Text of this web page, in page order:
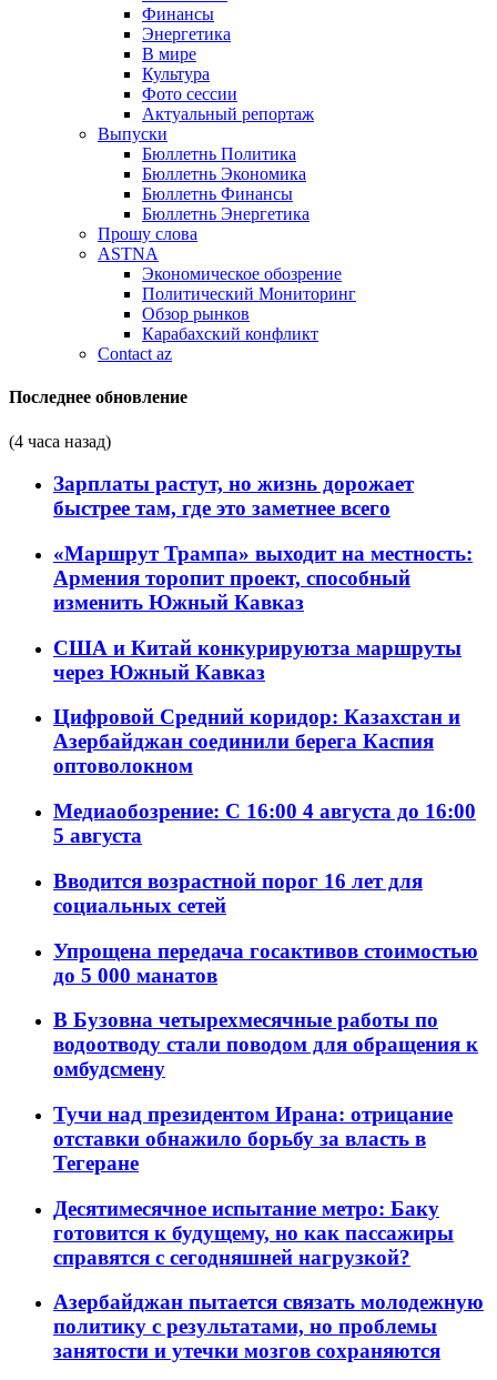
Финансы
Энергетика
В мире
Культура
Фото сессии
Актуальный репортаж
Выпуски
Бюллетнь Политика
Бюллетнь Экономика
Бюллетнь Финансы
Бюллетнь Энергетика
Прошу слова
ASTNA
Экономическое обозрение
Политический Мониторинг
Обзор рынков
Карабахский конфликт
Contact az
Последнее обновление
(4 часа назад)
Зарплаты растут, но жизнь дорожает
быстрее там, где это заметнее всего
«Маршрут Трампа» выходит на местность:
Армения торопит проект, способный
изменить Южный Кавказ
США и Китай конкурируютза маршруты
через Южный Кавказ
Цифровой Средний коридор: Казахстан и
Азербайджан соединили берега Каспия
оптоволокном
Медиаобозрение: С 16:00 4 августа до 16:00
5 августа
Вводится возрастной порог 16 лет для
социальных сетей
Упрощена передача госактивов стоимостью
до 5 000 манатов
В Бузовна четырехмесячные работы по
водоотводу стали поводом для обращения к
омбудсмену
Тучи над президентом Ирана: отрицание
отставки обнажило борьбу за власть в
Тегеране
Десятимесячное испытание метро: Баку
готовится к будущему, но как пассажиры
справятся с сегодняшней нагрузкой?
Азербайджан пытается связать молодежную
политику с результатами, но проблемы
занятости и утечки мозгов сохраняются